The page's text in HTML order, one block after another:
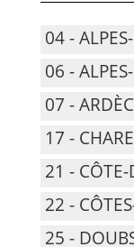
04 -
06 -
07 -
17 -
21 -
22 -
25 -